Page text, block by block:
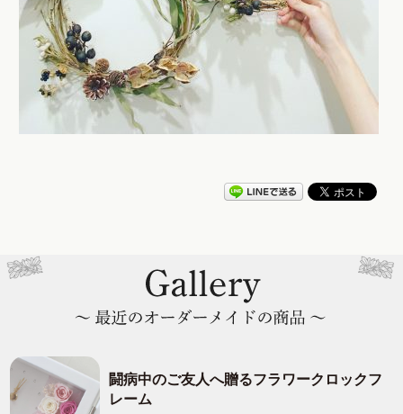
闘病中のご友人へ贈るフラワークロックフ
レーム